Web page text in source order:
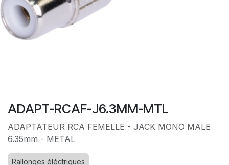
ADAPT-RCAF-J6.3MM-MTL
ADAPTATEUR RCA FEMELLE - JACK MONO MALE
6.35mm - METAL
Rallonges éléctriques